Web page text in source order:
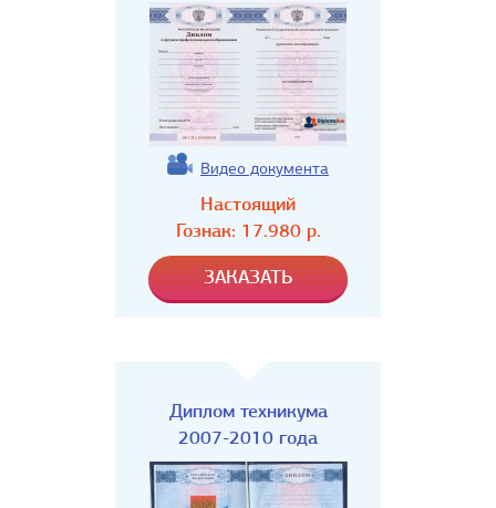
Видео документа
Настоящий
Гознак: 17.980р.
Диплом техникума
2007-2010 года